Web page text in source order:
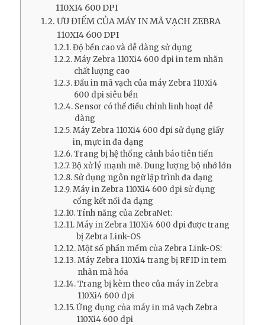
110XI4 600 DPI
ƯU ĐIỂM CỦA MÁY IN MÃ VẠCH ZEBRA
110XI4 600 DPI
Độ bền cao và dễ dàng sử dụng
Máy Zebra 110Xi4 600 dpi in tem nhãn
chất lượng cao
Đầu in mã vạch của máy Zebra 110Xi4
600 dpi siêu bền
Sensor có thể điều chỉnh linh hoạt dễ
dàng
Máy Zebra 110Xi4 600 dpi sử dụng giấy
in, mực in đa dạng
Trang bị hệ thống cảnh báo tiên tiến
Bộ xử lý mạnh mẽ. Dung lượng bộ nhớ lớn
Sử dụng ngôn ngữ lập trình đa dạng
Máy in Zebra 110Xi4 600 dpi sử dụng
cổng kết nối đa dạng
Tính năng của ZebraNet:
Máy in Zebra 110Xi4 600 dpi được trang
bị Zebra Link-OS
Một số phần mềm của Zebra Link-OS:
Máy Zebra 110Xi4 trang bị RFID in tem
nhãn mã hóa
Trang bị kèm theo của máy in Zebra
110Xi4 600 dpi
Ứng dụng của máy in mã vạch Zebra
110Xi4 600 dpi